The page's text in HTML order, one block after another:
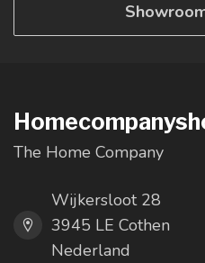
The Home Company
Wijkersloot 28
3945 LE Cothen
Nederland